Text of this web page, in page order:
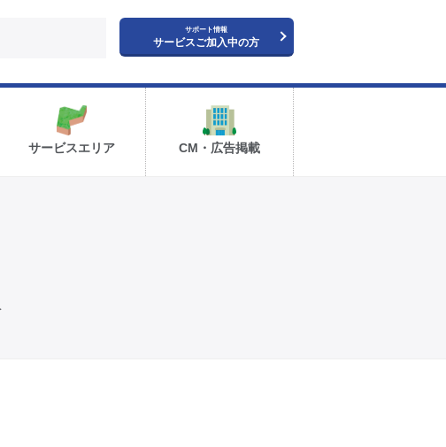
サポート情報
サービスご加入中の方
サービスエリア CM・広告掲載